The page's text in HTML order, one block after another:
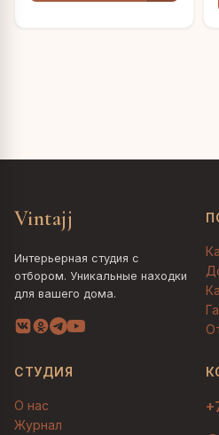
Vintajj
Интерьерная студия с
отбором. Уникальные находки
для вашего дома.
СТУДИЯ
О нас
Журнал